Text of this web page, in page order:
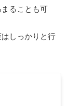
ることも可
しっかりと行